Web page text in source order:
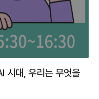
시대, 우리는 무엇을